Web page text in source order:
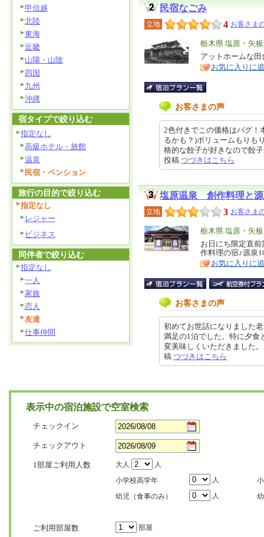
民宿なごみ
立地 4 お客さま
エ
リ
ア
栃木県 塩原・矢
特
徴
アットホームな
お気に入りに
お客さまの声
2色付きでこの価格はバグ！
るかも？)ボリュームもりも
格的な餃子が好きなので餃
投稿 つづきはこちら
塩原温泉 創作料理と
立地 3 お客さま
エ
リ
ア
栃木県 塩原・矢
特
徴
お日にち限定直
作料理の宿♪源泉
お気に入りに
お客さまの声
初めてお世話になりました
満足の1泊でした。特に夕食
変美味しくいただきました
稿 つづきはこちら
甲信越
北陸
東海
近畿
山陽・山陰
四国
九州
沖縄
宿タイプで絞り込む
指定なし
高級ホテル・旅館
温泉
民宿・ペンション
旅行の目的で絞り込む
指定なし
レジャー
ビジネス
同伴者で絞り込む
指定なし
一人
家族
恋人
友達
仕事仲間
表示中の宿泊施設で空室検索
チェックイン
チェックアウト
1部屋ご利用人数 大人
人
小学校高学年
人
幼児（食事のみ）
人
ご利用部屋数 部屋